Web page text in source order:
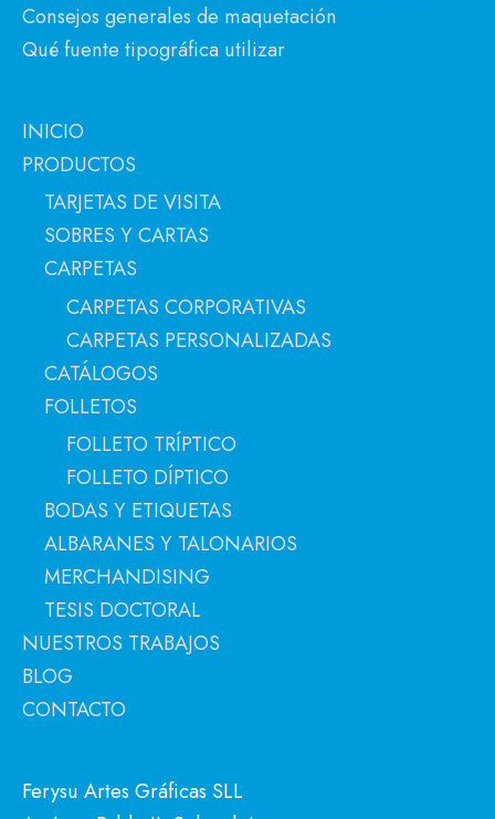
Consejos generales de maquetación
Qué fuente tipográfica utilizar
INICIO
PRODUCTOS
TARJETAS DE VISITA
SOBRES Y CARTAS
CARPETAS
CARPETAS CORPORATIVAS
CARPETAS PERSONALIZADAS
CATÁLOGOS
FOLLETOS
FOLLETO TRÍPTICO
FOLLETO DÍPTICO
BODAS Y ETIQUETAS
ALBARANES Y TALONARIOS
MERCHANDISING
TESIS DOCTORAL
NUESTROS TRABAJOS
BLOG
CONTACTO
Ferysu Artes Gráficas SLL